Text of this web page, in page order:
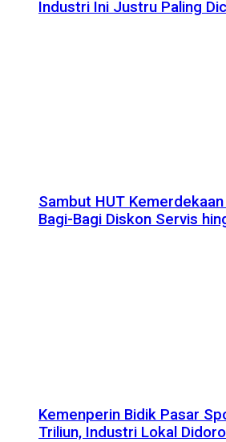
Industri Ini Justru Paling
Sambut HUT
Bagi-Bagi Diskon Servis
Kemenperin Bidik Pasar
Triliun, Industri Lokal